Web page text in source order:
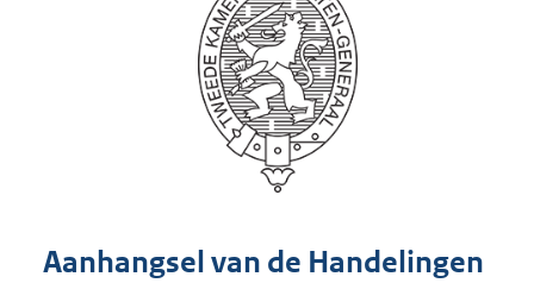
Aanhangsel van de Handelingen